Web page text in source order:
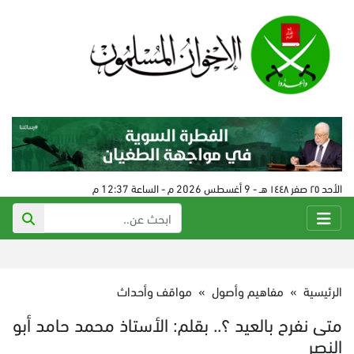
الأحد ٢٥ صفر ١٤٤٨ هـ - 9 أغسطس 2026 م - الساعة 12:37 م
الرئيسية » مفاهيم وأصول » مواقف وأحداث
متى نفرح بالعيد ؟.. بقلم: الأستاذ محمد حامد أبو
النصر